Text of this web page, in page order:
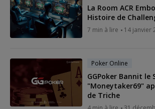
La Room ACR
Histoire de
7 min à lire 14 janvier
Poker Online
GGPoker Bannit le
"Moneytaker69"
de Triche